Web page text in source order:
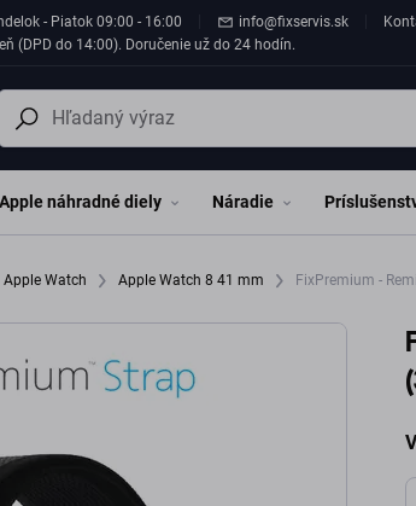
- Piatok 09:00 - 16:00 info@fixservis.sk
(DPD do 14:00). Doručenie už do 24 hodín.
Apple náhradné diely Náradie
Apple Watch Apple Watch 8 41 mm FixPremium -